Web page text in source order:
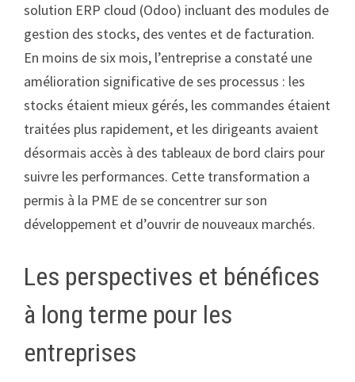
solution ERP cloud (Odoo) incluant des modules de
gestion des stocks, des ventes et de facturation.
En moins de six mois, l’entreprise a constaté une
amélioration significative de ses processus : les
stocks étaient mieux gérés, les commandes étaient
traitées plus rapidement, et les dirigeants avaient
désormais accès à des tableaux de bord clairs pour
suivre les performances. Cette transformation a
permis à la PME de se concentrer sur son
développement et d’ouvrir de nouveaux marchés.
Les perspectives et bénéfices
à long terme pour les
entreprises